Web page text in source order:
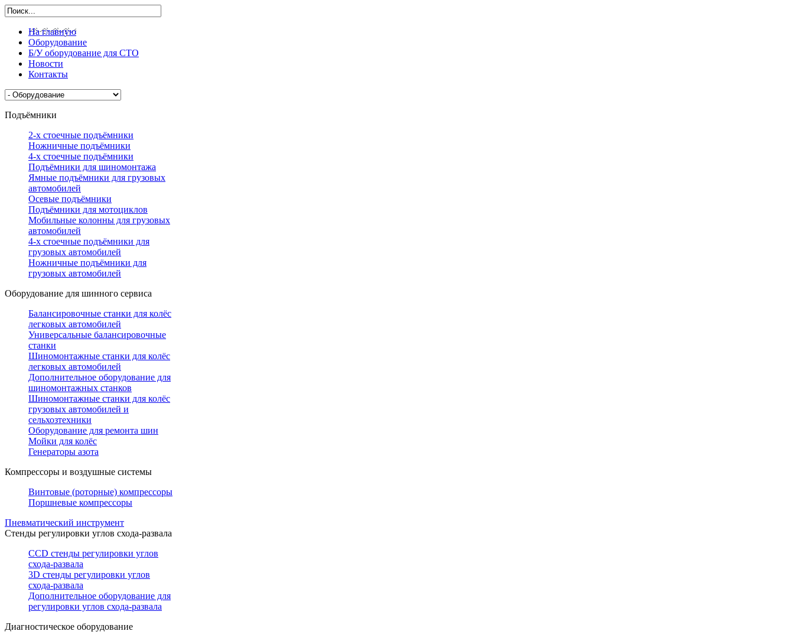
На главную
Оборудование
Б/У оборудование для СТО
Новости
Контакты
Подъёмники
2-х стоечные подъёмники
Ножничные подъёмники
4-х стоечные подъёмники
Подъёмники для шиномонтажа
Ямные подъёмники для грузовых
автомобилей
Осевые подъёмники
Подъёмники для мотоциклов
Мобильные колонны для грузовых
автомобилей
4-х стоечные подъёмники для
грузовых автомобилей
Ножничные подъёмники для
грузовых автомобилей
Оборудование для шинного сервиса
Балансировочные станки для колёс
легковых автомобилей
Универсальные балансировочные
станки
Шиномонтажные станки для колёс
легковых автомобилей
Дополнительное оборудование для
шиномонтажных станков
Шиномонтажные станки для колёс
грузовых автомобилей и
сельхозтехники
Оборудование для ремонта шин
Мойки для колёс
Генераторы азота
Компрессоры и воздушные системы
Винтовые (роторные) компрессоры
Поршневые компрессоры
Пневматический инструмент
Стенды регулировки углов схода-развала
CCD стенды регулировки углов
схода-развала
3D стенды регулировки углов
схода-развала
Дополнительное оборудование для
регулировки углов схода-развала
Диагностическое оборудование